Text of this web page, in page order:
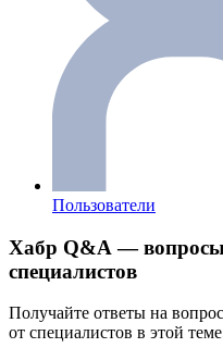
Пользователи
Хабр Q&A —
специалистов
Получайте ответы на
от специалистов в этой